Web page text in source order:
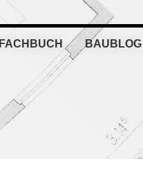
FACHBUCH BAUBLOG